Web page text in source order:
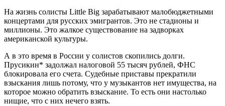
На жизнь солисты Little Big зарабатывают малобюджетными
концертами для русских эмигрантов. Это не стадионы и
миллионы. Это жалкое существование на задворках
американской культуры.
А в это время в России у солистов скопились долги.
Прусикин* задолжал налоговой 55 тысяч рублей, ФНС
блокировала его счета. Судебные приставы прекратили
взыскания лишь потому, что у музыкантов нет имущества, на
которое можно обратить взыскание. То есть они настолько
нищие, что с них нечего взять.